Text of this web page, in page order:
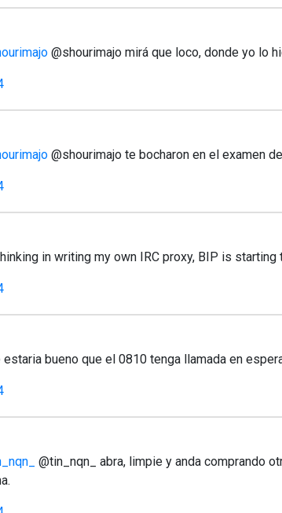
@shourimajo mirá que loco, donde yo lo
@shourimajo te bocharon en el examen
in writing my own IRC proxy, BIP is starting
estaria bueno que el 0810 tenga llamada en
@tin_nqn_ abra, limpie y anda comprando